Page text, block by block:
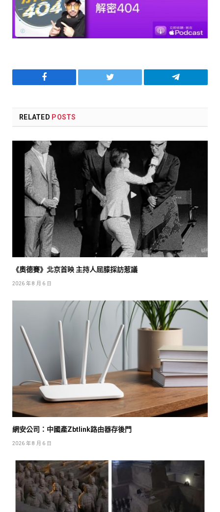
Facebook Twitter Telegram
RELATED POSTS
《奧德賽》北京首映 主持人屈膝採訪惹議
2026 年 8 月 6 日
網安公司：中國產Zbtlink路由器存後門
2026 年 8 月 6 日